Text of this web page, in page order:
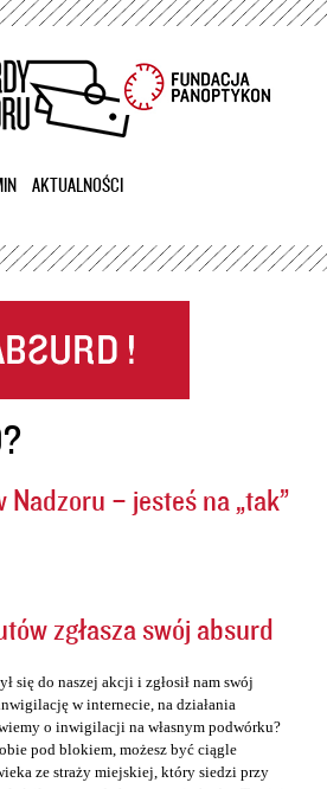
AKTUALNOŚCI
– jesteś na „tak”
zgłasza swój absurd
się do naszej akcji i zgłosił nam swój
w internecie, na działania
o inwigilacji na własnym podwórku?
pod blokiem, możesz być ciągle
ze straży miejskiej, który siedzi przy